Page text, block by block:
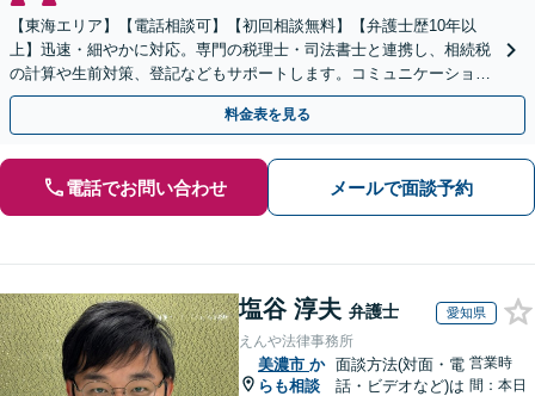
【東海エリア】【電話相談可】【初回相談無料】【弁護士歴10年以
上】迅速・細やかに対応。専門の税理士・司法書士と連携し、相続税
の計算や生前対策、登記などもサポートします。コミュニケーション
を大事にし、より納得できる解決を目指します。
料金表を見る
電話でお問い合わせ メールで面談予約
塩谷 淳夫 弁護士 愛知県
えんや法律事務所
美濃市 か
らも相談
面談方法(対面・電
話・ビデオなど)は
営業時
間：本日